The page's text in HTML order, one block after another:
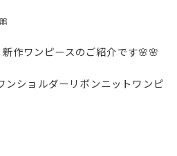
作ワンピースのご紹介です🌸🌸
ショルダーリボンニットワンピ